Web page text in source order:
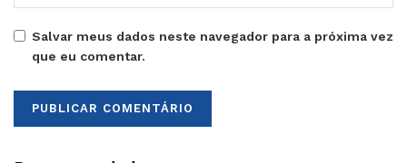
Salvar meus dados neste navegador para a próxima vez
que eu comentar.